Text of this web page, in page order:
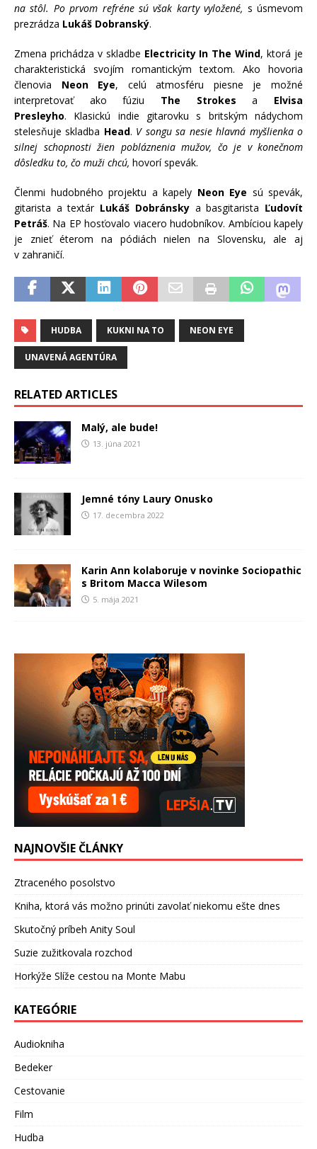
na stôl. Po prvom refréne sú však karty vyložené, s úsmevom
prezrádza Lukáš Dobranský.
Zmena prichádza v skladbe Electricity In The Wind, ktorá je
charakteristická svojím romantickým textom. Ako hovoria
členovia Neon Eye, celú atmosféru piesne je možné
interpretovať ako fúziu The Strokes a Elvisa
Presleyho. Klasickú indie gitarovku s britským nádychom
stelesňuje skladba Head. V songu sa nesie hlavná myšlienka o
silnej schopnosti žien pobláznenia mužov, čo je v konečnom
dôsledku to, čo muži chcú, hovorí spevák.
Členmi hudobného projektu a kapely Neon Eye sú spevák,
gitarista a textár Lukáš Dobránskya basgitarista Ľudovít
Petráš. Na EP hosťovalo viacero hudobníkov. Ambíciou kapely
je znieť éterom na pódiách nielen na Slovensku, ale aj
v zahraničí.
HUDBA KUKNI NA TO NEON EYE
UNAVENÁ AGENTÚRA
RELATED ARTICLES
Malý, ale bude!
13. júna 2021
Jemné tóny Laury Onusko
17. decembra 2022
Karin Ann kolaboruje v novinke Sociopathic
s Britom Macca Wilesom
5. mája 2021
NAJNOVŠIE ČLÁNKY
Ztraceného posolstvo
Kniha, ktorá vás možno prinúti zavolať niekomu ešte dnes
Skutočný príbeh Anity Soul
Suzie zužitkovala rozchod
Horkýže Slíže cestou na Monte Mabu
KATEGÓRIE
Audiokniha
Bedeker
Cestovanie
Film
Hudba